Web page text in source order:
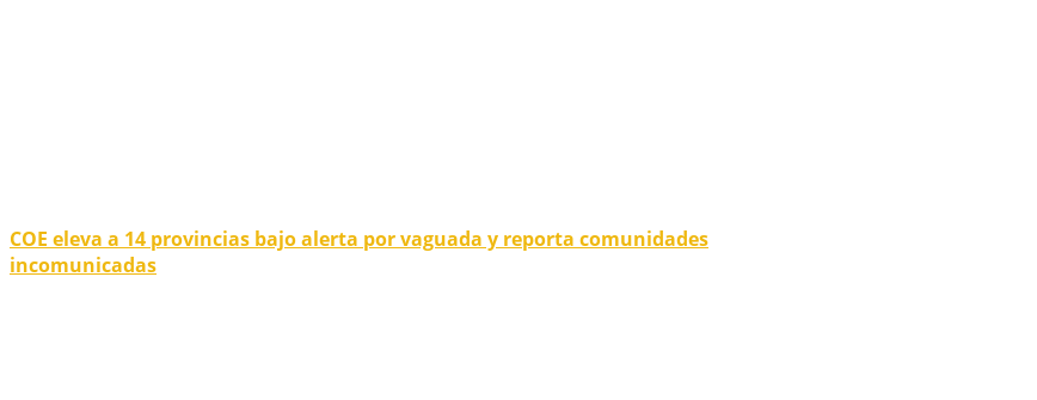
COE eleva a 14 provincias bajo alerta por vaguada y reporta comunidades
incomunicadas